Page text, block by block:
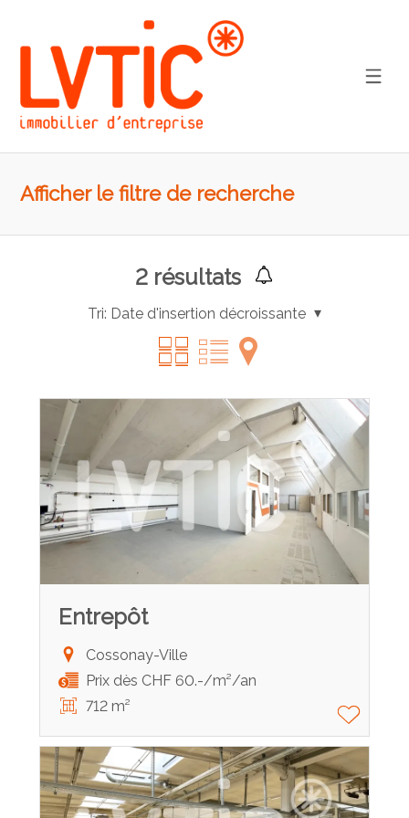
Afficher le filtre de recherche
2 résultats
Tri: Date d'insertion décroissante
Entrepôt
Cossonay-Ville
Prix dès CHF 60.-/m²/an
712 m²